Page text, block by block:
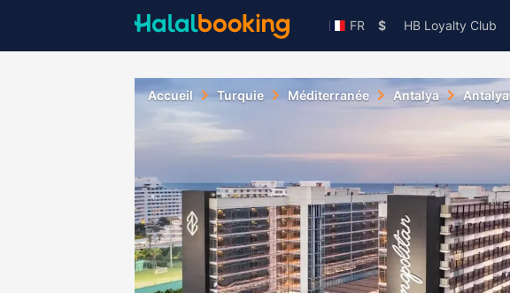
FR $ HB Loyalty Club
Accueil Turquie Méditerranée Antalya Antalya